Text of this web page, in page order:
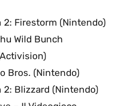
2: Firestorm (Nintendo)
Wild Bunch
Bros. (Nintendo)
2: Blizzard (Nintendo)